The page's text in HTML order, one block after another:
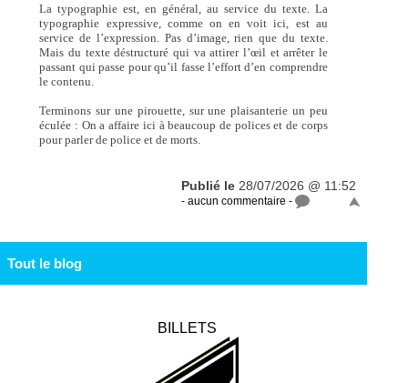
La typographie est, en général, au service du texte. La
typographie expressive, comme on en voit ici, est au
service de l’expression. Pas d’image, rien que du texte.
Mais du texte déstructuré qui va attirer l’œil et arrêter le
passant qui passe pour qu’il fasse l’effort d’en comprendre
le contenu.
Terminons sur une pirouette, sur une plaisanterie un peu
éculée : On a affaire ici à beaucoup de polices et de corps
pour parler de police et de morts.
Publié le 28/07/2026 @ 11:52
- aucun commentaire -
Tout le blog
BILLETS